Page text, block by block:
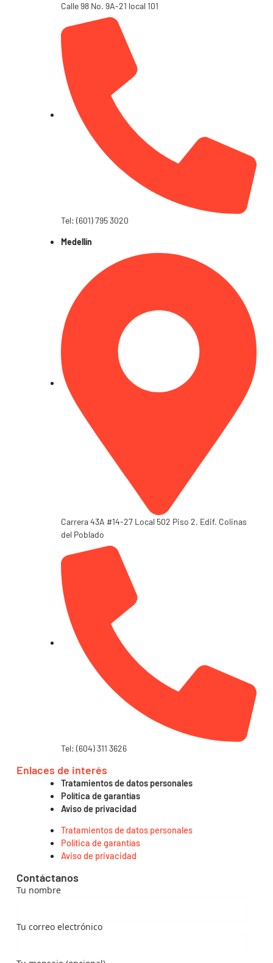
Calle 98 No. 9A-21 local 101
Tel: (601) 795 3020
Medellín
Carrera 43A #14-27 Local 502 Piso 2, Edif. Colinas
del Poblado
Tel: (604) 311 3626
Contáctanos
Tu nombre
Tu correo electrónico
Enlaces de interés
Tratamientos de datos personales
Política de garantías
Aviso de privacidad
Tratamientos de datos personales
Política de garantías
Aviso de privacidad